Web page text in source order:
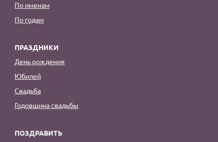
По именам
По годам
ПРАЗДНИКИ
День рождения
Юбилей
Свадьба
Годовщина свадьбы
ПОЗДРАВИТЬ